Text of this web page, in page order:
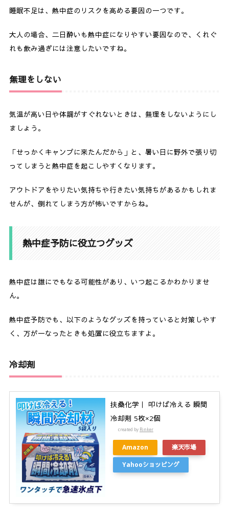
睡眠不足は、熱中症のリスクを高める要因の一つです。
大人の場合、二日酔いも熱中症になりやすい要因なので、くれぐ
れも飲み過ぎには注意したいですね。
無理をしない
気温が高い日や体調がすぐれないときは、無理をしないようにし
ましょう。
「せっかくキャンプに来たんだから」と、暑い日に野外で張り切
ってしまうと熱中症を起こしやすくなります。
アウトドアをやりたい気持ちや行きたい気持ちがあるかもしれま
せんが、倒れてしまう方が怖いですからね。
熱中症予防に役立つグッズ
熱中症は誰にでもなる可能性があり、いつ起こるかわかりませ
ん。
熱中症予防でも、以下のようなグッズを持っていると対策しやす
く、万が一なったときも処置に役立ちますよ。
冷却剤
扶桑化学｜ 叩けば冷える 瞬間
冷却剤 5枚×2個
created by Rinker
Amazon
楽天市場
Yahooショッピング